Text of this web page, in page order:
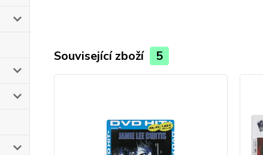
Související zboží 5